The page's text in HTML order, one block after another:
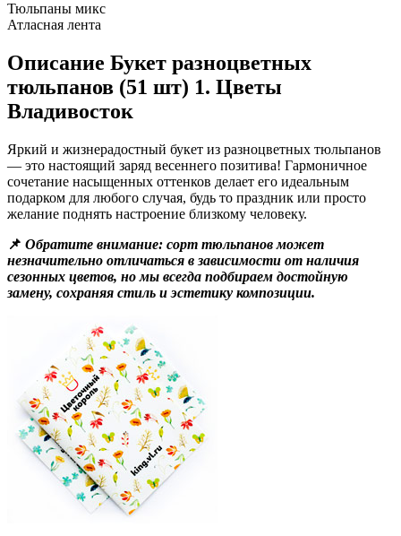
Тюльпаны микс
Атласная лента
Описание Букет разноцветных
тюльпанов (51 шт) 1. Цветы
Владивосток
Яркий и жизнерадостный букет из разноцветных тюльпанов
— это настоящий заряд весеннего позитива! Гармоничное
сочетание насыщенных оттенков делает его идеальным
подарком для любого случая, будь то праздник или просто
желание поднять настроение близкому человеку.
📌 Обратите внимание: сорт тюльпанов может
незначительно отличаться в зависимости от наличия
сезонных цветов, но мы всегда подбираем достойную
замену, сохраняя стиль и эстетику композиции.